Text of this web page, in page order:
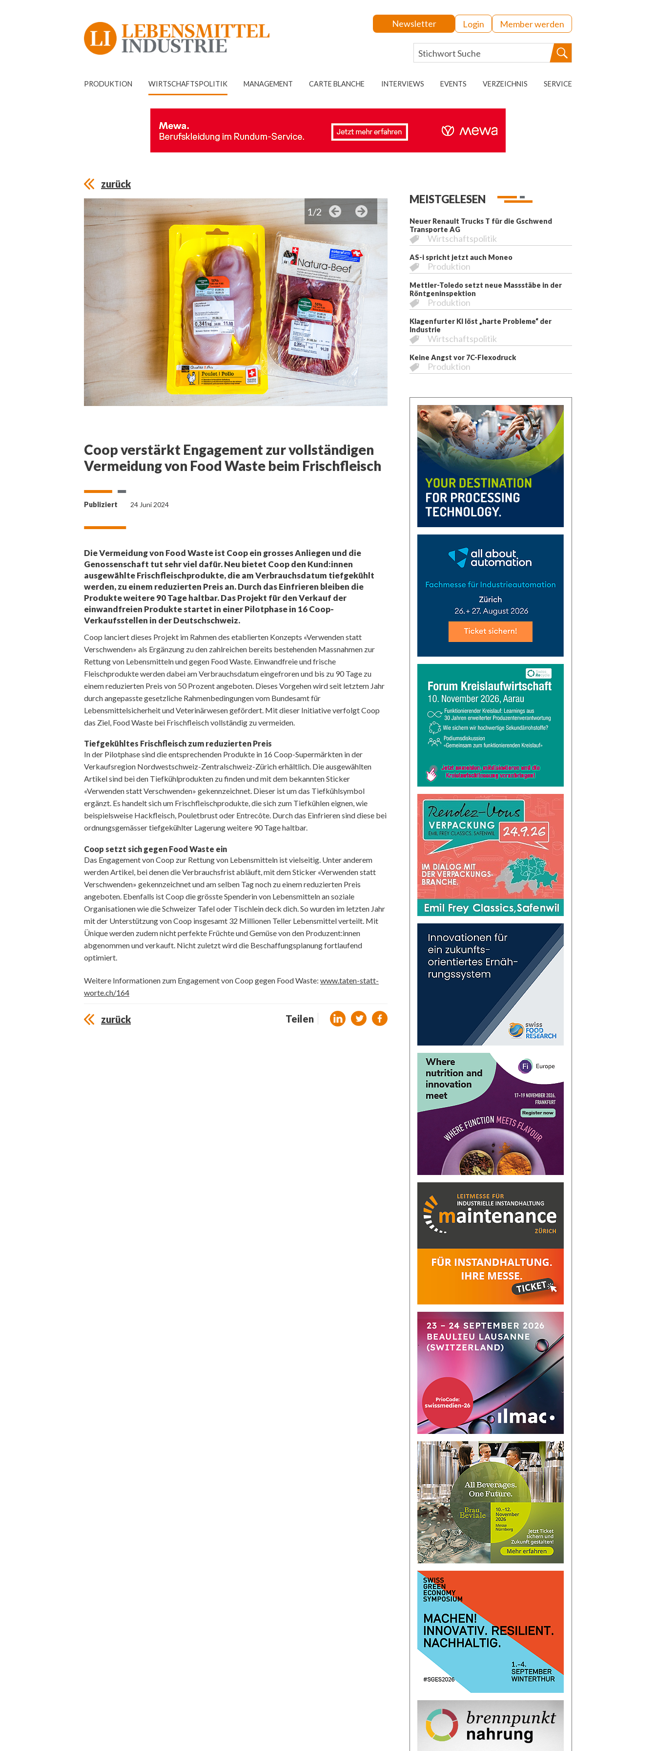
Newsletter Login Member werden
PRODUKTION WIRTSCHAFTSPOLITIK MANAGEMENT CARTE BLANCHE INTERVIEWS EVENTS VERZEICHNIS SERVICE
zurück
1/2
Coop verstärkt Engagement zur vollständigen
Vermeidung von Food Waste beim Frischfleisch
Publiziert 24 Juni 2024
Die Vermeidung von Food Waste ist Coop ein grosses Anliegen und die
Genossenschaft tut sehr viel dafür. Neu bietet Coop den Kund:innen
ausgewählte Frischfleischprodukte, die am Verbrauchsdatum tiefgekühlt
werden, zu einem reduzierten Preis an. Durch das Einfrieren bleiben die
Produkte weitere 90 Tage haltbar. Das Projekt für den Verkauf der
einwandfreien Produkte startet in einer Pilotphase in 16 Coop-
Verkaufsstellen in der Deutschschweiz.
Coop lanciert dieses Projekt im Rahmen des etablierten Konzepts «Verwenden statt
Verschwenden» als Ergänzung zu den zahlreichen bereits bestehenden Massnahmen zur
Rettung von Lebensmitteln und gegen Food Waste. Einwandfreie und frische
Fleischprodukte werden dabei am Verbrauchsdatum eingefroren und bis zu 90 Tage zu
einem reduzierten Preis von 50 Prozent angeboten. Dieses Vorgehen wird seit letztem Jahr
durch angepasste gesetzliche Rahmenbedingungen vom Bundesamt für
Lebensmittelsicherheit und Veterinärwesen gefördert. Mit dieser Initiative verfolgt Coop
das Ziel, Food Waste bei Frischfleisch vollständig zu vermeiden.
Tiefgekühltes Frischfleisch zum reduzierten Preis
In der Pilotphase sind die entsprechenden Produkte in 16 Coop-Supermärkten in der
Verkaufsregion Nordwestschweiz-Zentralschweiz-Zürich erhältlich. Die ausgewählten
Artikel sind bei den Tiefkühlprodukten zu finden und mit dem bekannten Sticker
«Verwenden statt Verschwenden» gekennzeichnet. Dieser ist um das Tiefkühlsymbol
ergänzt. Es handelt sich um Frischfleischprodukte, die sich zum Tiefkühlen eignen, wie
beispielsweise Hackfleisch, Pouletbrust oder Entrecôte. Durch das Einfrieren sind diese bei
ordnungsgemässer tiefgekühlter Lagerung weitere 90 Tage haltbar.
Coop setzt sich gegen Food Waste ein
Das Engagement von Coop zur Rettung von Lebensmitteln ist vielseitig. Unter anderem
werden Artikel, bei denen die Verbrauchsfrist abläuft, mit dem Sticker «Verwenden statt
Verschwenden» gekennzeichnet und am selben Tag noch zu einem reduzierten Preis
angeboten. Ebenfalls ist Coop die grösste Spenderin von Lebensmitteln an soziale
Organisationen wie die Schweizer Tafel oder Tischlein deck dich. So wurden im letzten Jahr
mit der Unterstützung von Coop insgesamt 32 Millionen Teller Lebensmittel verteilt. Mit
Ünique werden zudem nicht perfekte Früchte und Gemüse von den Produzent:innen
abgenommen und verkauft. Nicht zuletzt wird die Beschaffungsplanung fortlaufend
optimiert.
Weitere Informationen zum Engagement von Coop gegen Food Waste: www.taten-statt-
worte.ch/164
zurück Teilen
MEISTGELESEN
Neuer Renault Trucks T für die Gschwend
Transporte AG
Wirtschaftspolitik
AS-i spricht jetzt auch Moneo
Produktion
Mettler-Toledo setzt neue Massstäbe in der
Röntgeninspektion
Produktion
Klagenfurter KI löst „harte Probleme“ der
Industrie
Wirtschaftspolitik
Keine Angst vor 7C-Flexodruck
Produktion